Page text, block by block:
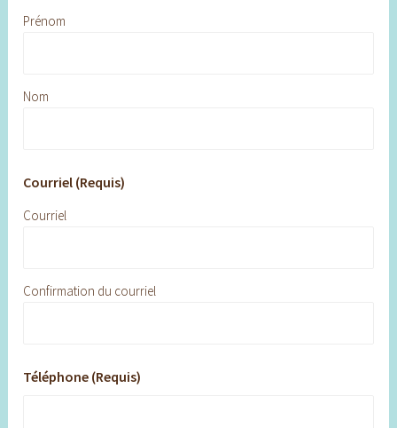
Prénom
Nom
Courriel (Requis)
Courriel
Confirmation du courriel
Téléphone (Requis)